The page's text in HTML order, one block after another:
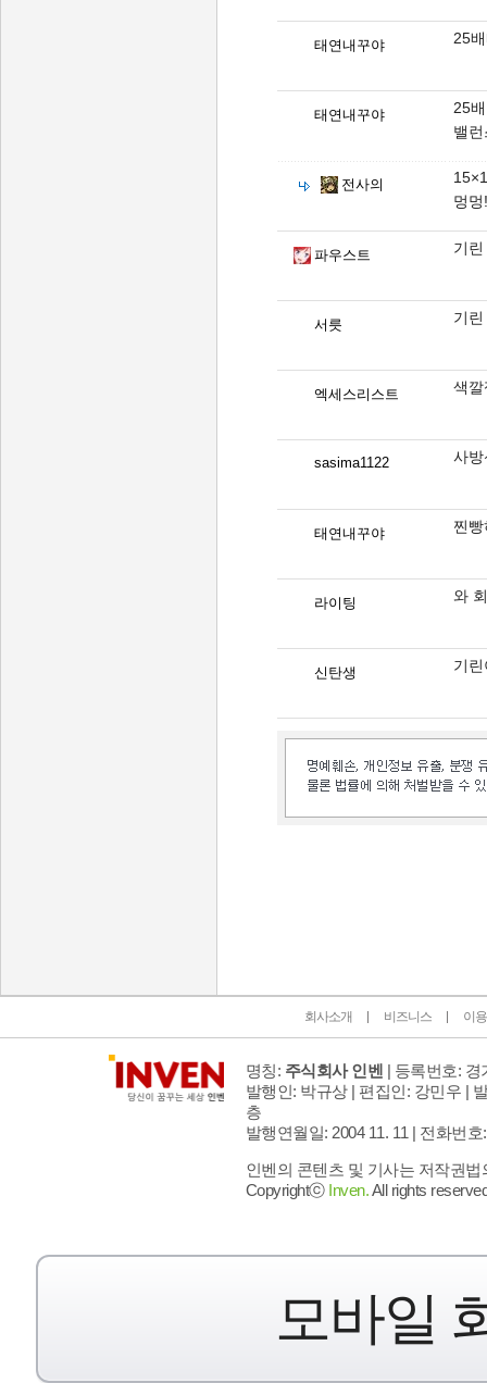
태연내꾸야 25
태연내꾸야
25
밸
전사의
멍멍
파우스트 기
서릇 기
엑세스리스트 색깔
sasima1122 사방
태연내꾸야 찐
라이팅 와
신탄생 기
회사소개 비즈니스 이
명칭: 주식회사 인벤 | 등록번호: 경
발행인: 박규상 | 편집인: 강민우 |
층
발행연월일: 2004 11. 11 | 전화번호
인벤의 콘텐츠 및 기사는 저작권
Copyrightⓒ Inven.All rights
모바일